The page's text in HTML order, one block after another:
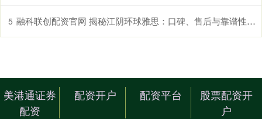
5 融科联创配资官网 揭秘江阴环球雅思：口碑、售后与靠谱性解析
美港通证券
配资
配资开户 配资平台
股票配资开
户